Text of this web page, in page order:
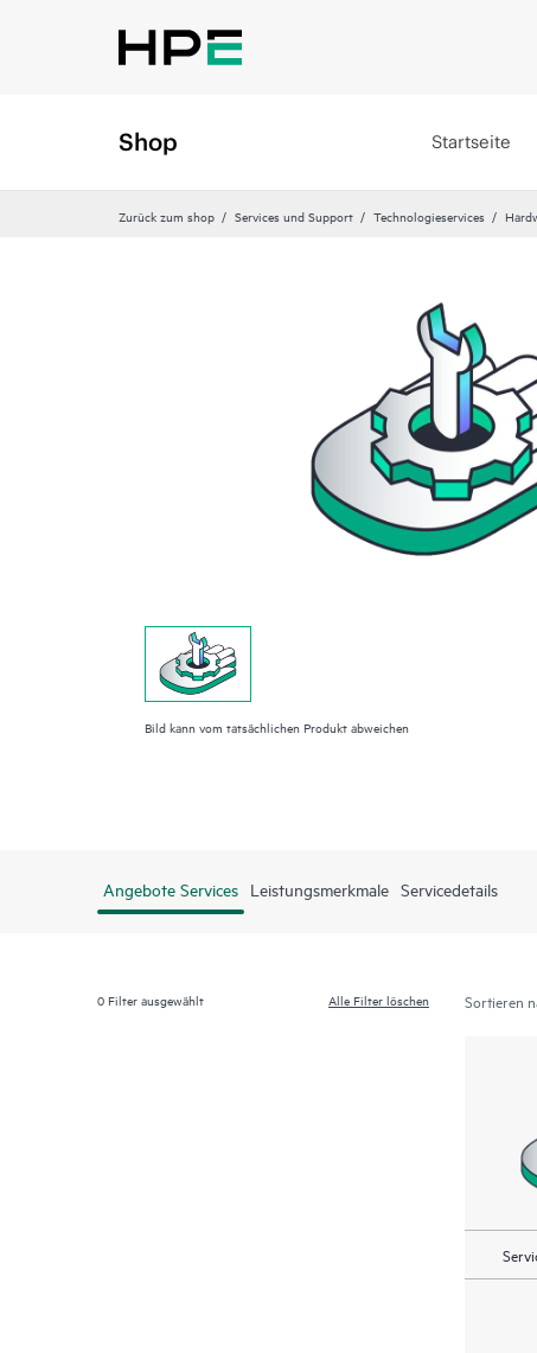
Shop Startseite
Zurück zum shop Services und Support Technologieservices
Bild kann vom tatsächlichen Produkt abweichen
Angebote Services Leistungsmerkmale Servicedetails
0Filter ausgewählt Alle Filter löschen Sortieren